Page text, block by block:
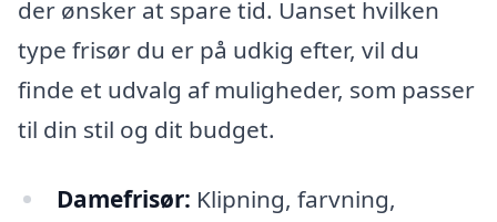
der ønsker at spare tid. Uanset hvilken
type frisør du er på udkig efter, vil du
finde et udvalg af muligheder, som passer
til din stil og dit budget.
Damefrisør: Klipning, farvning,